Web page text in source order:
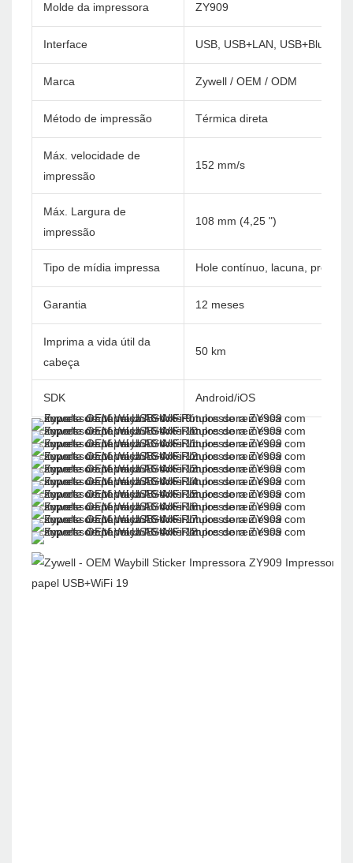
Molde da impressora ZY909
Interface USB, USB+LAN,
Marca Zywell / OEM / ODM
Método de impressão Térmica direta
Máx. velocidade de
impressão
152 mm/s
Máx. Largura de
impressão
108 mm (4,25 ")
Tipo de mídia impressa Hole contínuo, lacuna, preto,
Garantia 12 meses
Imprima a vida útil da
cabeça
50 km
SDK Android/iOS